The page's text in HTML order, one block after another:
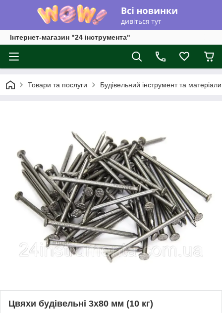
Інтернет-магазин "24 інструмента"
Товари та послуги Будівельний інструмент та матеріали
Цвяхи будівельні 3х80 мм (10 кг)